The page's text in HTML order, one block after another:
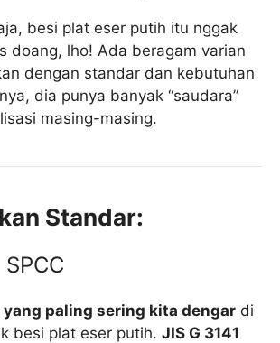
besi plat eser putih itu nggak
doang, lho! Ada beragam varian
dengan standar dan kebutuhan
dia punya banyak “saudara”
masing-masing.
Standar:
paling sering kita dengar di
besi plat eser putih. JIS G 3141